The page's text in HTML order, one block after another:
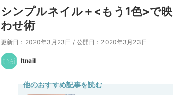
シンプルネイル＋<もう1色>で
わせ術
更新日：2020年3月23日 / 公開日：2020年3月23日
Itnail
他のおすすめ記事を読む